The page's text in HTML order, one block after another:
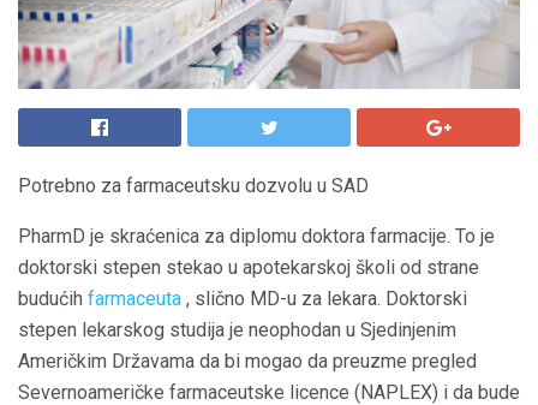
Potrebno za farmaceutsku dozvolu u SAD
PharmD je skraćenica za diplomu doktora farmacije. To je
doktorski stepen stekao u apotekarskoj školi od strane
budućih farmaceuta , slično MD-u za lekara. Doktorski
stepen lekarskog studija je neophodan u Sjedinjenim
Američkim Državama da bi mogao da preuzme pregled
Severnoameričke farmaceutske licence (NAPLEX) i da bude